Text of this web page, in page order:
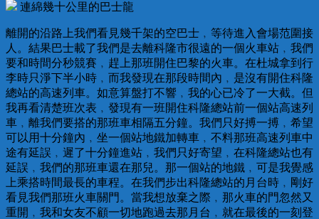
連綿幾十公里的巴士龍
離開的沿路上我們看見幾千架的空巴士﹐等待進入會場范圍接
人。結果巴士載了我們是去離科隆市很遠的一個火車站﹐我們
要和時間分秒競賽﹐趕上那班開住巴黎的火車。在杜城拿到行
李時只淨下半小時﹐而我發現在那段時間內﹐是沒有開住科隆
總站的高速列車。如意算盤打不響﹐我的心已冷了一大截。但
我再看清楚班次表﹐發現有一班開住科隆總站前一個站高速列
車﹐離我們要搭的那班車相隔五分鐘。我們只好搏一搏﹐希望
可以用十分鐘內﹐坐一個站地鐵加轉車﹐不料那班高速列車中
途有延誤﹐遲了十分鐘進站﹐我們只好寄望﹐在科隆總站也有
延誤﹐我們的那班車還在那兒。那一個站的地鐵﹐可是我覺感
上乘搭時間最長的車程。在我們步出科隆總站的月台時﹐剛好
看見我們那班火車關門。當我想放棄之際﹐那火車的門忽然又
重開﹐我和女友不顧一切地跑過去那月台﹐就在最後的一刻登